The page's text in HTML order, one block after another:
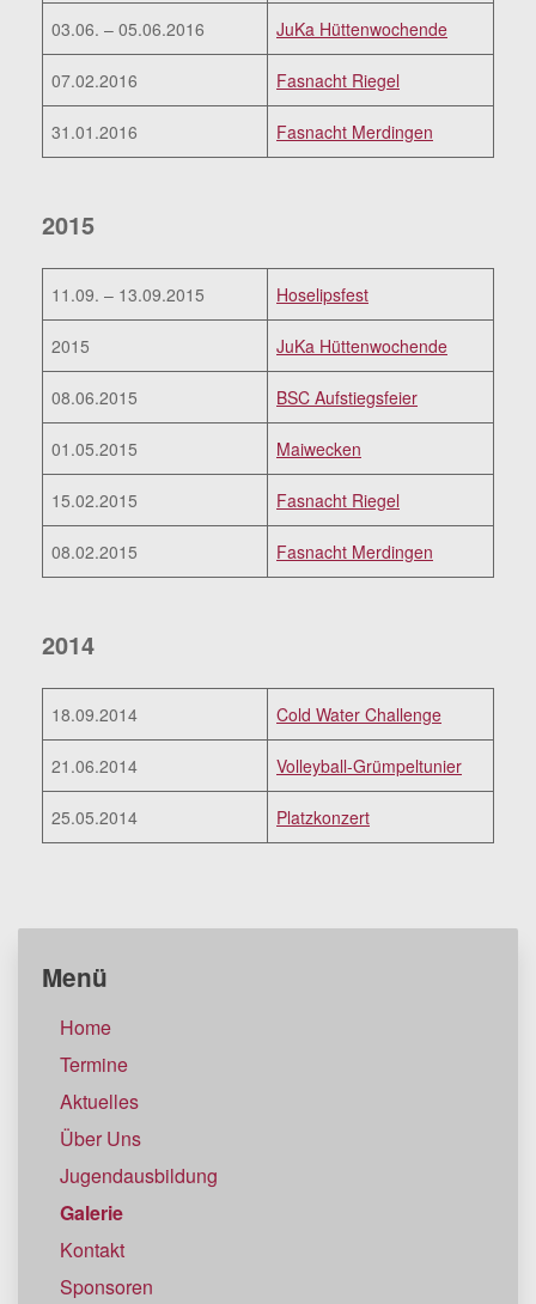
03.06. – 05.06.2016 JuKa Hüttenwochende
07.02.2016 Fasnacht Riegel
31.01.2016 Fasnacht Merdingen
2015
11.09. – 13.09.2015 Hoselipsfest
2015 JuKa Hüttenwochende
08.06.2015 BSC Aufstiegsfeier
01.05.2015 Maiwecken
15.02.2015 Fasnacht Riegel
08.02.2015 Fasnacht Merdingen
2014
18.09.2014 Cold Water Challenge
21.06.2014 Volleyball-Grümpeltunier
25.05.2014 Platzkonzert
Menü
Home
Termine
Aktuelles
Über Uns
Jugendausbildung
Galerie
Kontakt
Sponsoren